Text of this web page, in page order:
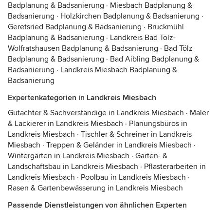
Badplanung & Badsanierung · Miesbach Badplanung &
Badsanierung · Holzkirchen Badplanung & Badsanierung ·
Geretsried Badplanung & Badsanierung · Bruckmühl
Badplanung & Badsanierung · Landkreis Bad Tölz-
Wolfratshausen Badplanung & Badsanierung · Bad Tölz
Badplanung & Badsanierung · Bad Aibling Badplanung &
Badsanierung · Landkreis Miesbach Badplanung &
Badsanierung
Expertenkategorien in Landkreis Miesbach
Gutachter & Sachverständige in Landkreis Miesbach · Maler
& Lackierer in Landkreis Miesbach · Planungsbüros in
Landkreis Miesbach · Tischler & Schreiner in Landkreis
Miesbach · Treppen & Geländer in Landkreis Miesbach ·
Wintergärten in Landkreis Miesbach · Garten- &
Landschaftsbau in Landkreis Miesbach · Pflasterarbeiten in
Landkreis Miesbach · Poolbau in Landkreis Miesbach ·
Rasen & Gartenbewässerung in Landkreis Miesbach
Passende Dienstleistungen von ähnlichen Experten